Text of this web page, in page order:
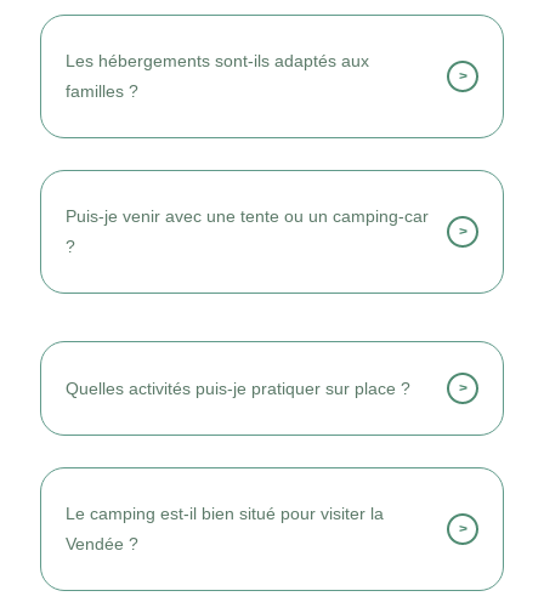
Je le choisis pour sa proximité avec l’océan
Les hébergements sont-ils adaptés aux
familles ?
>
Oui, les logements conviennent parfaitement
Puis-je venir avec une tente ou un camping-car
?
>
Quelles activités puis-je pratiquer sur place ? >
Je profite de la plage, du vélo, des balades et
Le camping est-il bien situé pour visiter la
Vendée ?
>